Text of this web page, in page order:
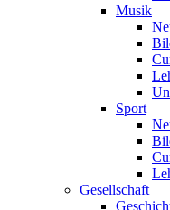
Musik
Sport
Gesellschaft